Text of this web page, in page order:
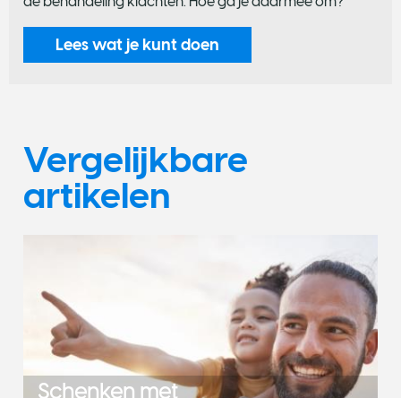
Lees wat je kunt doen
Vergelijkbare
artikelen
Schenken met